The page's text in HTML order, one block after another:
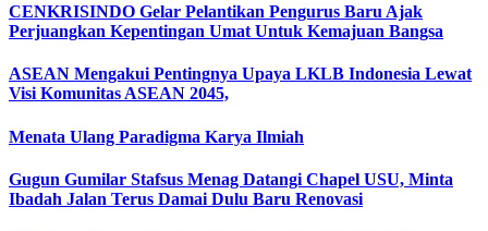
CENKRISINDO Gelar Pelantikan Pengurus Baru Ajak
Perjuangkan Kepentingan Umat Untuk Kemajuan Bangsa
ASEAN Mengakui Pentingnya Upaya LKLB Indonesia Lewat
Visi Komunitas ASEAN 2045,
Menata Ulang Paradigma Karya Ilmiah
Gugun Gumilar Stafsus Menag Datangi Chapel USU, Minta
Ibadah Jalan Terus Damai Dulu Baru Renovasi